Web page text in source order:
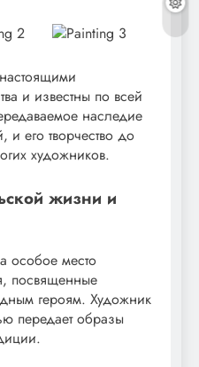
и известны по всей
наследие
его творчество до
художников.
жизни и
особое место
посвященные
героям. Художник
передает образы